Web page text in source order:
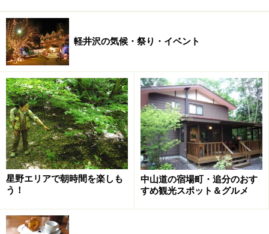
軽井沢の気候・祭り・イベント
星野エリアで朝時間を楽しも
う！
中山道の宿場町・追分のおす
すめ観光スポット＆グルメ